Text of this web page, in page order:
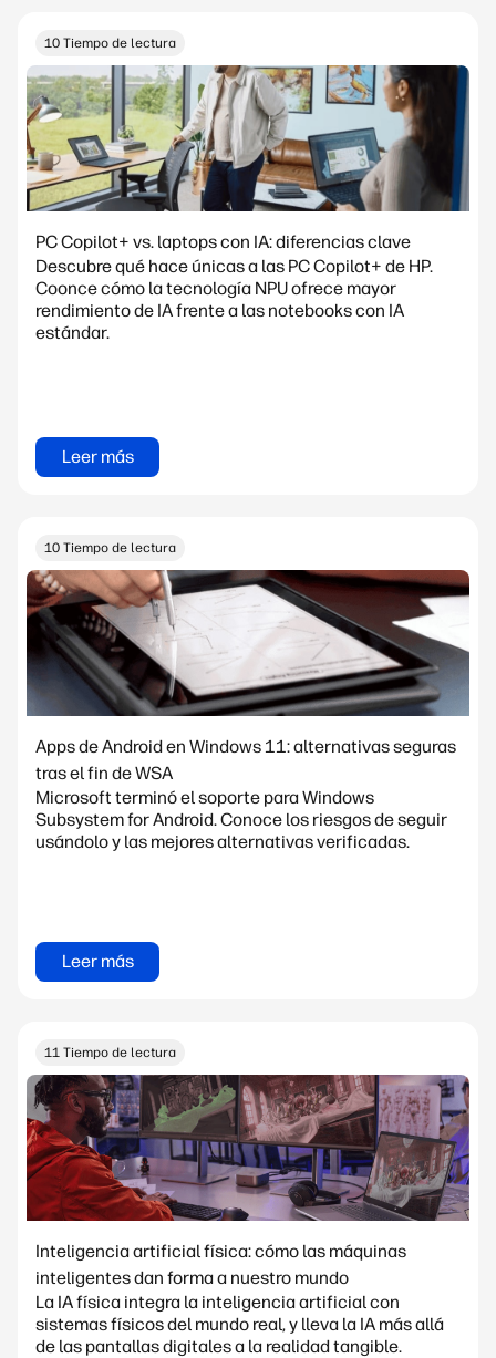
10 Tiempo de lectura
PC Copilot+ vs. laptops con IA: diferencias clave
Descubre qué hace únicas a las PC Copilot+ de HP.
Coonce cómo la tecnología NPU ofrece mayor
rendimiento de IA frente a las notebooks con IA
estándar.
Leer más
10 Tiempo de lectura
Apps de Android en Windows 11: alternativas seguras
tras el fin de WSA
Microsoft terminó el soporte para Windows
Subsystem for Android. Conoce los riesgos de seguir
usándolo y las mejores alternativas verificadas.
Leer más
11 Tiempo de lectura
Inteligencia artificial física: cómo las máquinas
inteligentes dan forma a nuestro mundo
La IA física integra la inteligencia artificial con
sistemas físicos del mundo real, y lleva la IA más allá
de las pantallas digitales a la realidad tangible.